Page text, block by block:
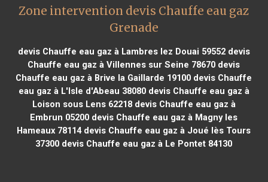
Zone intervention devis Chauffe eau gaz
Grenade
devis Chauffe eau gaz à Lambres lez Douai 59552devis
Chauffe eau gaz à Villennes sur Seine 78670 devis
Chauffe eau gaz à Brive la Gaillarde 19100 devis Chauffe
eau gaz à L'Isle d'Abeau 38080devis Chauffe eau gaz à
Loison sous Lens 62218devis Chauffe eau gaz à
Embrun 05200 devis Chauffe eau gaz à Magny les
Hameaux 78114devis Chauffe eau gaz à Joué lès Tours
37300 devis Chauffe eau gaz à Le Pontet 84130